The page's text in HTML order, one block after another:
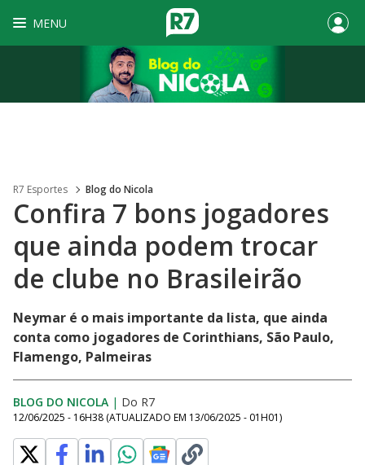
MENU
R7 Esportes Blog do Nicola
Confira 7 bons jogadores
que ainda podem trocar
de clube no Brasileirão
Neymar é o mais importante da lista, que ainda
conta como jogadores de Corinthians, São Paulo,
Flamengo, Palmeiras
BLOG DO NICOLA | Do R7
12/06/2025 - 16H38 (ATUALIZADO EM 13/06/2025 - 01H01)